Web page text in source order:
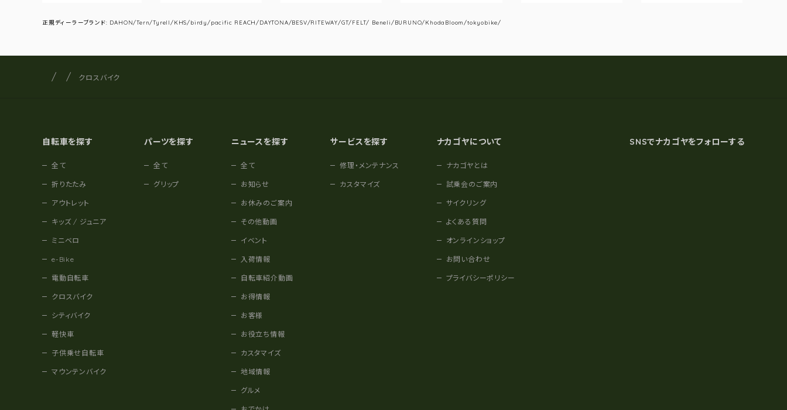
正規ディーラーブランド: DAHON/Tern/Tyrell/KHS/birdy/pacific REACH/DAYTONA/BESV/RITEWAY/GT/FELT/ Beneli/BURUNO/KhodaBloom/tokyobike/
サイト内の現在地
サイクルショップナカゴヤ
クロスバイク
自転車を探す
全て
折りたたみ
アウトレット
キッズ / ジュニア
ミニベロ
e-Bike
電動自転車
クロスバイク
シティバイク
軽快車
子供乗せ自転車
マウンテンバイク
パーツを探す
全て
グリップ
ニュースを探す
全て
お知らせ
お休みのご案内
その他動画
イベント
入荷情報
自転車紹介動画
お得情報
お客様
お役立ち情報
カスタマイズ
地域情報
グルメ
サービスを探す
修理・メンテナンス
カスタマイズ
ナカゴヤについて
ナカゴヤとは
試乗会のご案内
サイクリング
よくある質問
オンラインショップ
お問い合わせ
プライバシーポリシー
SNSでナカゴヤをフォローする